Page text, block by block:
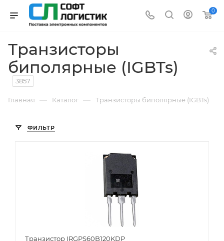
0
Транзисторы
биполярные (IGBTs)
3857
Главная — Каталог — Транзисторы биполярные (IGBTs)
ФИЛЬТР
Транзистор IRGPS60B120KDP